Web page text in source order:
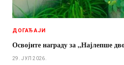
ДОГАЂАЈИ
Освојите награду за „Најлепше
29. ЈУЛ 2026.